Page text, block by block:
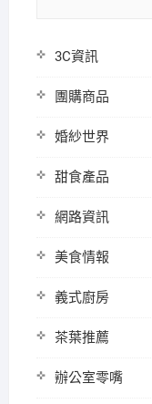
3C資訊
團購商品
婚紗世界
甜食產品
網路資訊
美食情報
義式廚房
茶葉推薦
辦公室零嘴